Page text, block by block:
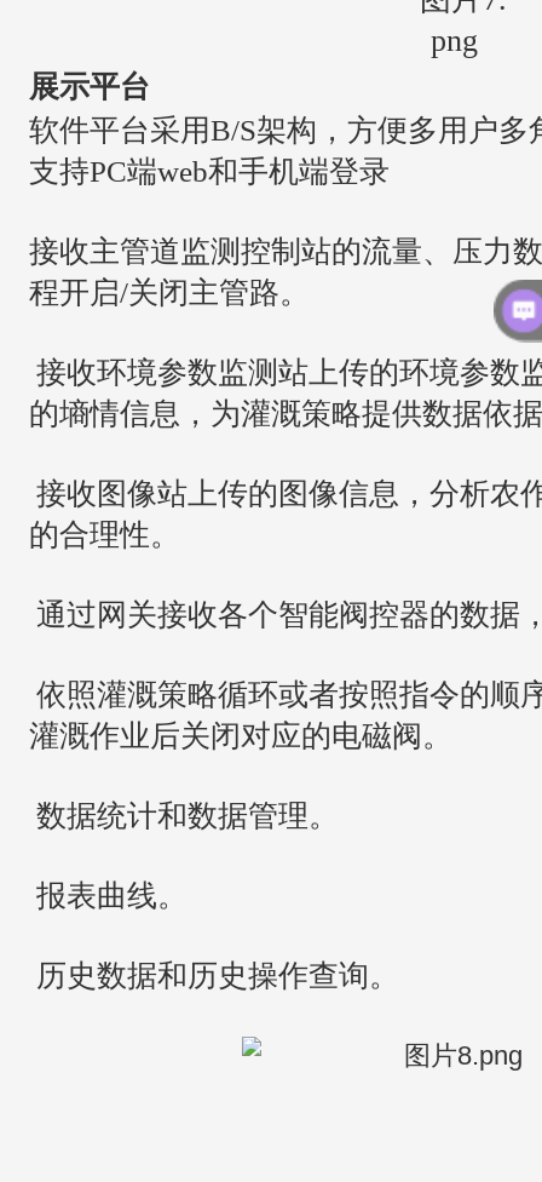
展示平台
软件平台采用B/S架构，方便多用户
支持PC端web和手机端登录
接收主管道监测控制站的流量、压力
程开启/关闭主管路。
接收环境参数监测站上传的环境参数
的墒情信息，为灌溉策略提供数据依
接收图像站上传的图像信息，分析农
的合理性。
通过网关接收各个智能阀控器的数据
依照灌溉策略循环或者按照指令的顺
灌溉作业后关闭对应的电磁阀。
数据统计和数据管理。
报表曲线。
历史数据和历史操作查询。